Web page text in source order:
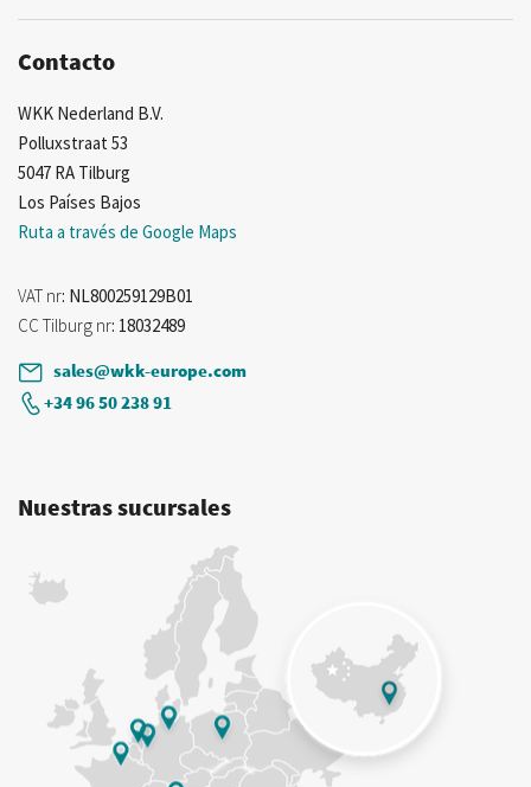
Contacto
WKK Nederland B.V.
Polluxstraat 53
5047 RA Tilburg
Los Países Bajos
Ruta a través de Google Maps
VAT nr: NL800259129B01
CC Tilburg nr: 18032489
sales@wkk-europe.com
+34 96 50 238 91
Nuestras sucursales